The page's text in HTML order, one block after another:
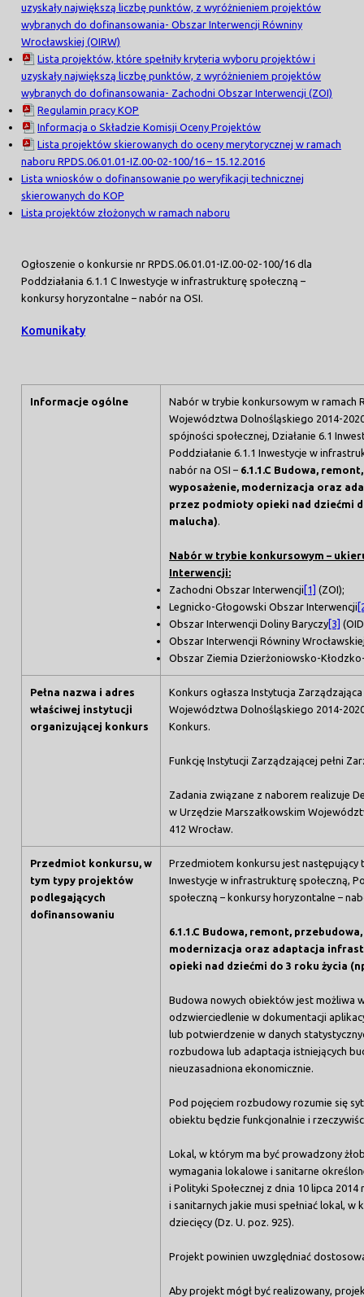
uzyskały największą liczbę punktów, z wyróżnieniem projektów
wybranych do dofinansowania- Obszar Interwencji Równiny
Wrocławskiej (OIRW)
Lista projektów, które spełniły kryteria wyboru projektów i
uzyskały największą liczbę punktów, z wyróżnieniem projektów
wybranych do dofinansowania- Zachodni Obszar Interwencji (ZOI)
Regulamin pracy KOP
Informacja o Składzie Komisji Oceny Projektów
Lista projektów skierowanych do oceny merytorycznej w ramach
naboru RPDS.06.01.01-IZ.00-02-100/16 – 15.12.2016
Lista wniosków o dofinansowanie po weryfikacji technicznej
skierowanych do KOP
Lista projektów złożonych w ramach naboru
Ogłoszenie o konkursie nr RPDS.06.01.01-IZ.00-02-100/16 dla
Poddziałania 6.1.1 C Inwestycje w infrastrukturę społeczną –
konkursy horyzontalne – nabór na OSI.
Komunikaty
Informacje ogólne
Nabór w trybie konkursowym w ramach
Województwa Dolnośląskiego 2014-
spójności społecznej, Działanie 6.1
Poddziałanie 6.1.1 Inwestycje w
nabór na OSI – 6.1.1.C Budowa,
wyposażenie, modernizacja oraz
przez podmioty opieki nad dziećmi
malucha)
Nabór w trybie konkursowym –
Interwencji:
Zachodni Obszar Interwencji [1] (ZOI);
Legnicko-Głogowski Obszar Interwencji
Obszar Interwencji Doliny Baryczy[3]
Obszar Interwencji Równiny
Obszar Ziemia Dzierżoniowsko-
Pełna nazwa i adres
właściwej instytucji
organizującej konkurs
Konkurs ogłasza Instytucja
Województwa Dolnośląskiego 2014-
Konkurs.
Funkcję Instytucji Zarządzającej pełni
Zadania związane z naborem realizuje
w Urzędzie Marszałkowskim
412 Wrocław.
Przedmiot konkursu, w
tym typy projektów
podlegających
dofinansowaniu
Przedmiotem konkursu jest następujący
Inwestycje w infrastrukturę społeczną,
społeczną – konkursy horyzontalne –
6.1.1.C Budowa, remont,
modernizacja oraz adaptacja
opieki nad dziećmi do 3 roku życia
Budowa nowych obiektów jest możliwa
odzwierciedlenie w dokumentacji
lub potwierdzenie w danych
rozbudowa lub adaptacja istniejących
nieuzasadniona ekonomicznie.
Pod pojęciem rozbudowy rozumie się
obiektu będzie funkcjonalnie i
Lokal, w którym ma być prowadzony
wymagania lokalowe i sanitarne
i Polityki Społecznej z dnia 10 lipca
i sanitarnych jakie musi spełniać lokal,
dziecięcy (Dz. U. poz. 925).
Projekt powinien uwzględniać
Aby projekt mógł być realizowany,